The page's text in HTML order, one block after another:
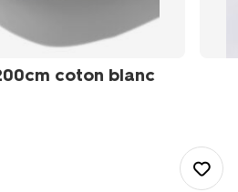
coton blanc